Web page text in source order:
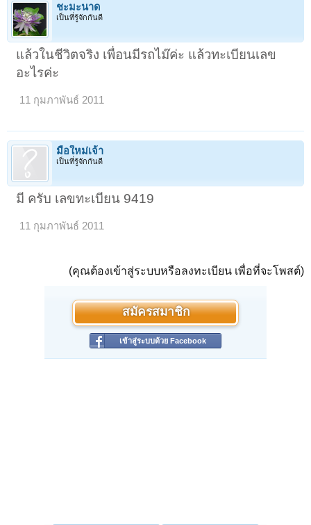
ชะมะนาด
เป็นที่รู้จักกันดี
แล้วในชีวิตจริง เพื่อนมีรถไม๊ค่ะ แล้วทะเบียนเลข
อะไรค่ะ
11 กุมภาพันธ์ 2011
มือใหม่เจ้า
เป็นที่รู้จักกันดี
มี ครับ เลขทะเบียน 9419
11 กุมภาพันธ์ 2011
(คุณต้องเข้าสู่ระบบหรือลงทะเบียน เพื่อที่จะโพสต์)
สมัครสมาชิก
เข้าสู่ระบบด้วย Facebook